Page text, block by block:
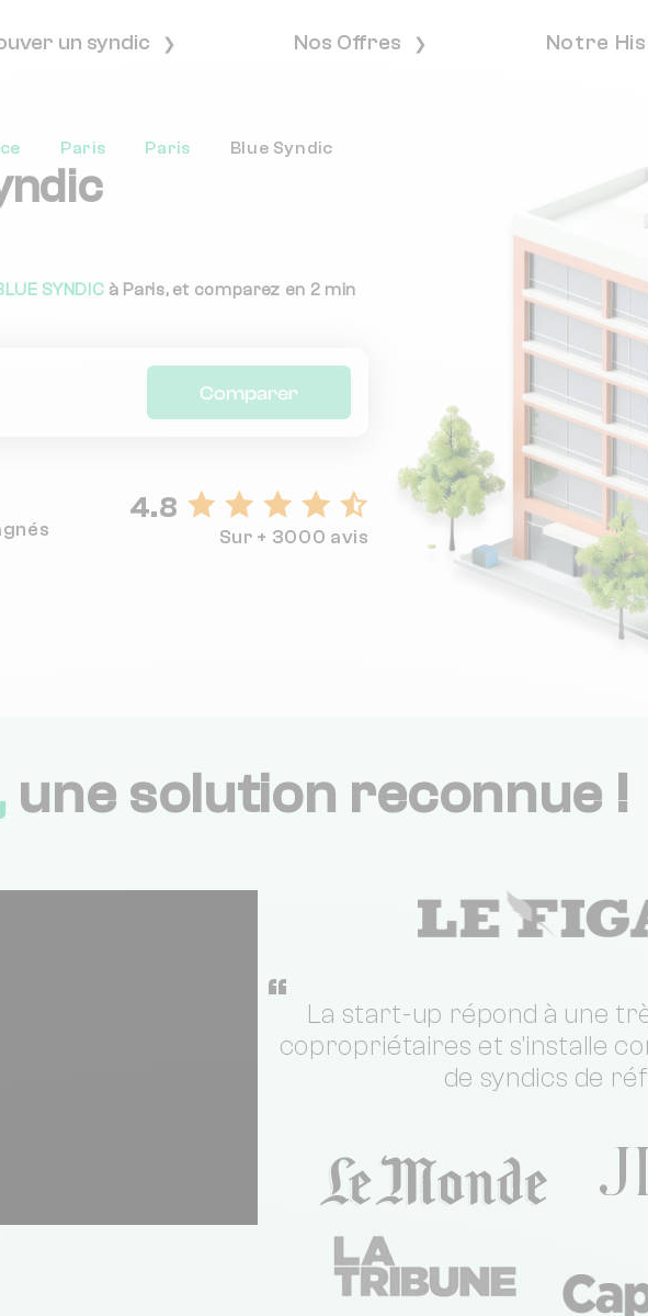
un syndic Nos Offres Notre
Paris Paris Blue Syndic
SYNDIC à Paris, et comparez en 2 min
Comparer
4.8
Sur + 3000 avis
une solution reconnue !
“
La start-up répond à une
copropriétaires et s'installe
de syndics de